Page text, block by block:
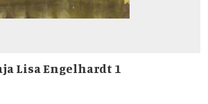
Lisa Engelhardt 1